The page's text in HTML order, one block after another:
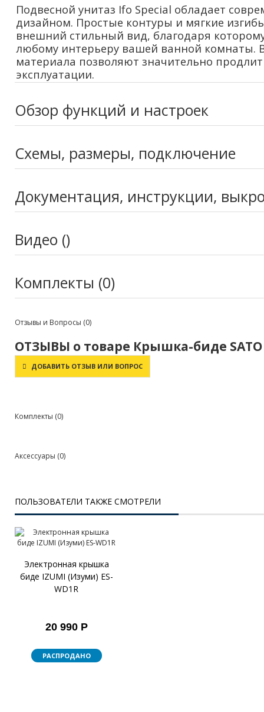
Подвесной унитаз Ifo Special обладает
дизайном. Простые контуры и мягкие
внешний стильный вид, благодаря
любому интерьеру вашей ванной комнаты.
материала позволяют значительно
эксплуатации.
Обзор функций и настроек
Схемы, размеры, подключение
Документация, инструкции,
Видео ()
Комплекты (0)
Отзывы и Вопросы (0)
ОТЗЫВЫ о товаре Крышка-биде SATO
ДОБАВИТЬ ОТЗЫВ ИЛИ ВОПРОС
Комплекты (0)
Аксессуары (0)
ПОЛЬЗОВАТЕЛИ ТАКЖЕ СМОТРЕЛИ
Электронная крышка
биде IZUMI (Изуми) ES-
WD1R
20 990 Р
РАСПРОДАНО